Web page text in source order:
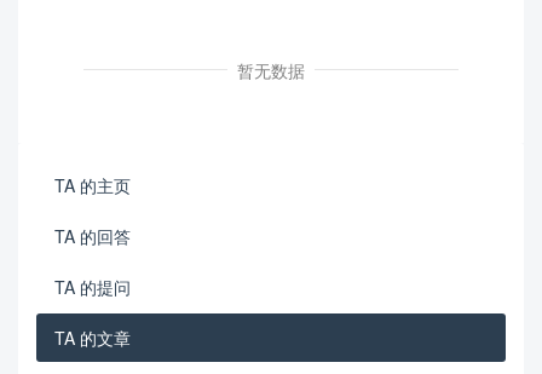
暂无数据
TA 的主页
TA 的回答
TA 的提问
TA 的文章